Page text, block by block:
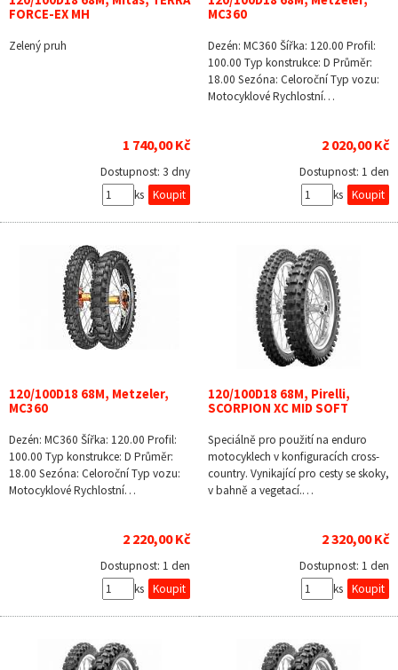
FORCE-EX MH
Zelený pruh
1 740,00 Kč
Dostupnost: 3 dny
ks
MC360
Dezén: MC360 Šířka: 120.00 Profil:
100.00 Typ konstrukce: D Průměr:
18.00 Sezóna: Celoroční Typ vozu:
Motocyklové Rychlostní…
2 020,00 Kč
Dostupnost: 1 den
ks
120/100D18 68M, Metzeler,
MC360
Dezén: MC360 Šířka: 120.00 Profil:
100.00 Typ konstrukce: D Průměr:
18.00 Sezóna: Celoroční Typ vozu:
Motocyklové Rychlostní…
2 220,00 Kč
Dostupnost: 1 den
ks
120/100D18 68M, Pirelli,
SCORPION XC MID SOFT
Speciálně pro použití na enduro
motocyklech v konfiguracích cross-
country. Vynikající pro cesty se skoky,
v bahně a vegetací.…
2 320,00 Kč
Dostupnost: 1 den
ks